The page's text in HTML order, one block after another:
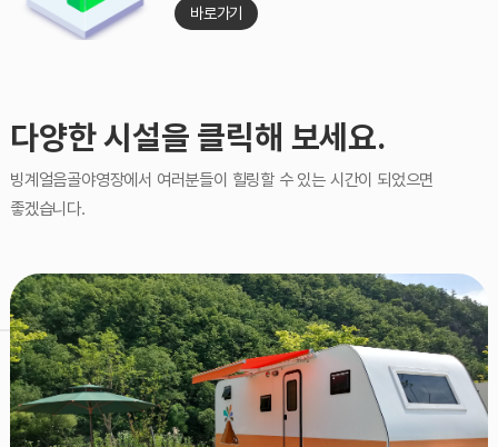
바로가기
다양한 시설을 클릭해 보세요.
빙계얼음골야영장에서 여러분들이 힐링할 수 있는 시간이 되었으면
좋겠습니다.